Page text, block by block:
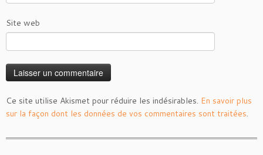
Site web
Ce site utilise Akismet pour réduire les indésirables. En savoir plus
sur la façon dont les données de vos commentaires sont traitées.